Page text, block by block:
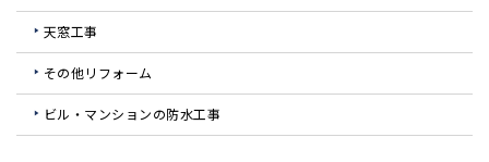
天窓工事
その他リフォーム
ビル・マンションの防水工事